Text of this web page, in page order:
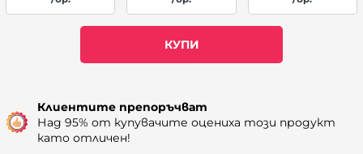
КУПИ
Клиентите препоръчват
Над 95% от купувачите оцениха този продукт
като отличен!